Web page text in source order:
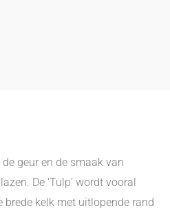
geur en de smaak van
De ‘Tulp’ wordt vooral
brede kelk met uitlopende rand